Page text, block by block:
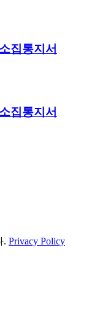
집통지서
집통지서
. Privacy Policy